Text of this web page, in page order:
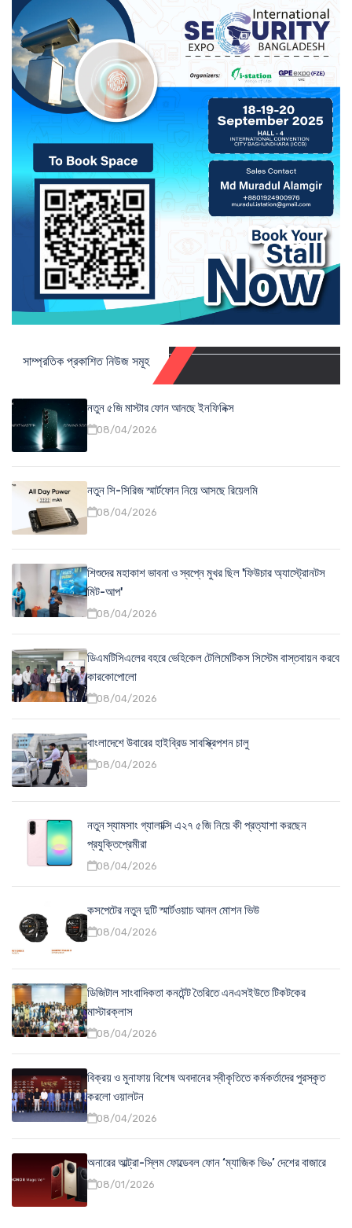
সাম্প্রতিক প্রকাশিত নিউজ সমূহ
নতুন ৫জি মাস্টার ফোন আনছে ইনফিনিক্স
08/04/2026
নতুন সি-সিরিজ স্মার্টফোন নিয়ে আসছে রিয়েলমি
08/04/2026
শিশুদের মহাকাশ ভাবনা ও স্বপ্নে মুখর ছিল 'ফিউচার অ্যাস্ট্রোনটস
মিট-আপ'
08/04/2026
ডিএমটিসিএলের বহরে ভেহিকেল টেলিমেটিকস সিস্টেম বাস্তবায়ন করবে
কারকোপোলো
08/04/2026
বাংলাদেশে উবারের হাইব্রিড সাবস্ক্রিপশন চালু
08/04/2026
নতুন স্যামসাং গ্যালাক্সি এ২৭ ৫জি নিয়ে কী প্রত্যাশা করছেন
প্রযুক্তিপ্রেমীরা
08/04/2026
কসপেটের নতুন দুটি স্মার্টওয়াচ আনল মোশন ভিউ
08/04/2026
ডিজিটাল সাংবাদিকতা কনটেন্ট তৈরিতে এনএসইউতে টিকটকের
মাস্টারক্লাস
08/04/2026
বিক্রয় ও মুনাফায় বিশেষ অবদানের স্বীকৃতিতে কর্মকর্তাদের পুরস্কৃত
করলো ওয়ালটন
08/04/2026
অনারের আল্ট্রা-স্লিম ফোল্ডেবল ফোন ‘ম্যাজিক ভি৬’ দেশের বাজারে
08/01/2026